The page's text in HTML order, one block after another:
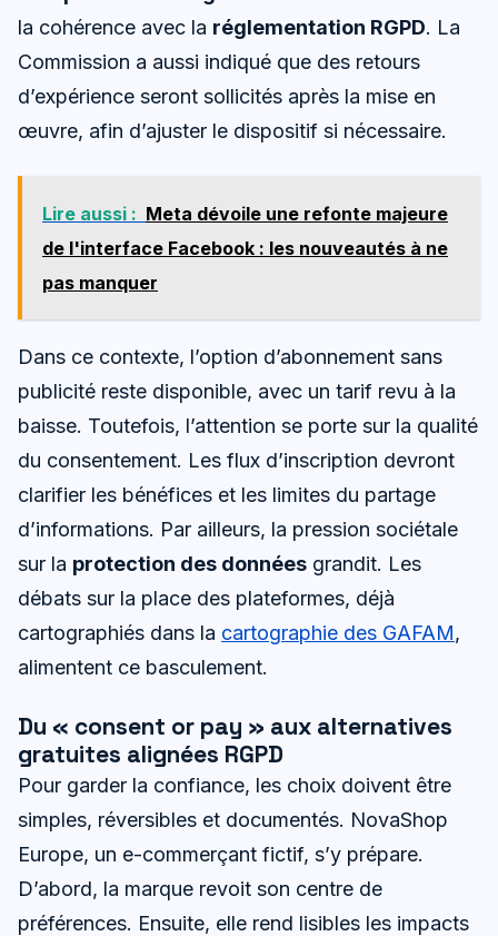
la cohérence avec la réglementation RGPD. La
Commission a aussi indiqué que des retours
d’expérience seront sollicités après la mise en
œuvre, afin d’ajuster le dispositif si nécessaire.
Lire aussi : Meta dévoile une refonte majeure
de l'interface Facebook : les nouveautés à ne
pas manquer
Dans ce contexte, l’option d’abonnement sans
publicité reste disponible, avec un tarif revu à la
baisse. Toutefois, l’attention se porte sur la qualité
du consentement. Les flux d’inscription devront
clarifier les bénéfices et les limites du partage
d’informations. Par ailleurs, la pression sociétale
sur la protection des données grandit. Les
débats sur la place des plateformes, déjà
cartographiés dans la cartographie des GAFAM,
alimentent ce basculement.
Du « consent or pay » aux alternatives
gratuites alignées RGPD
Pour garder la confiance, les choix doivent être
simples, réversibles et documentés. NovaShop
Europe, un e-commerçant fictif, s’y prépare.
D’abord, la marque revoit son centre de
préférences. Ensuite, elle rend lisibles les impacts